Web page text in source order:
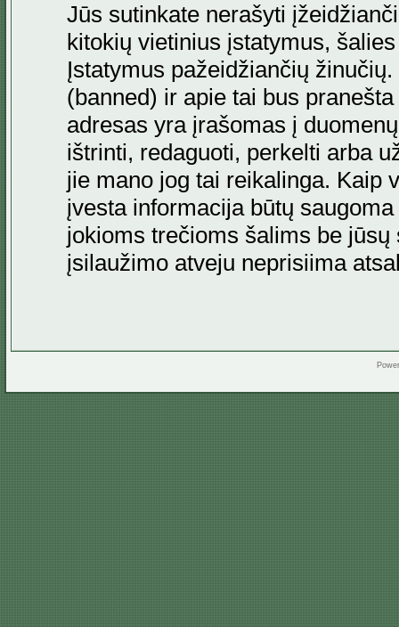
Jūs sutinkate nerašyti
kitokių vietinius įstatymus,
Įstatymus pažeidžiančių
(banned) ir apie tai bus
adresas yra įrašomas į
ištrinti, redaguoti, perkelti arba
jie mano jog tai reikalinga. Kaip
įvesta informacija būtų
jokioms trečioms šalims be jūsų
įsilaužimo atveju neprisiima